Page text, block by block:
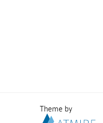
Theme by